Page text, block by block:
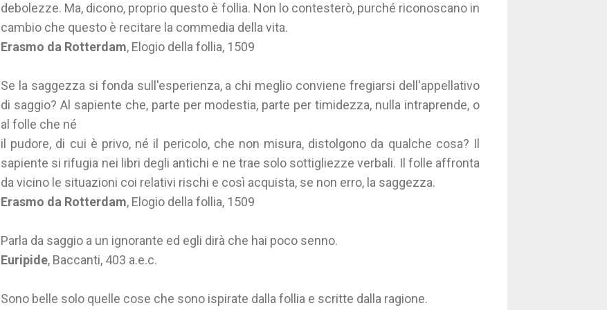
debolezze. Ma, dicono, proprio questo è follia. Non lo contesterò, purché riconoscano in
cambio che questo è recitare la commedia della vita.
Erasmo da Rotterdam, Elogio della follia, 1509
Se la saggezza si fonda sull'esperienza, a chi meglio conviene fregiarsi dell'appellativo
di saggio? Al sapiente che, parte per modestia, parte per timidezza, nulla intraprende, o
al folle che né
il pudore, di cui è privo, né il pericolo, che non misura, distolgono da qualche cosa? Il
sapiente si rifugia nei libri degli antichi e ne trae solo sottigliezze verbali. Il folle affronta
da vicino le situazioni coi relativi rischi e così acquista, se non erro, la saggezza.
Erasmo da Rotterdam, Elogio della follia, 1509
Parla da saggio a un ignorante ed egli dirà che hai poco senno.
Euripide, Baccanti, 403 a.e.c.
Sono belle solo quelle cose che sono ispirate dalla follia e scritte dalla ragione.